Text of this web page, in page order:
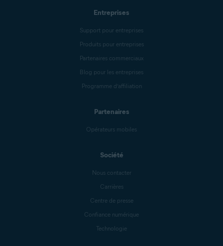
Entreprises
Support pour entreprises
Produits pour entreprises
Partenaires commerciaux
Blog pour les entreprises
Programme d’affiliation
Partenaires
Opérateurs mobiles
Société
Nous contacter
Carrières
Centre de presse
Confiance numérique
Technologie